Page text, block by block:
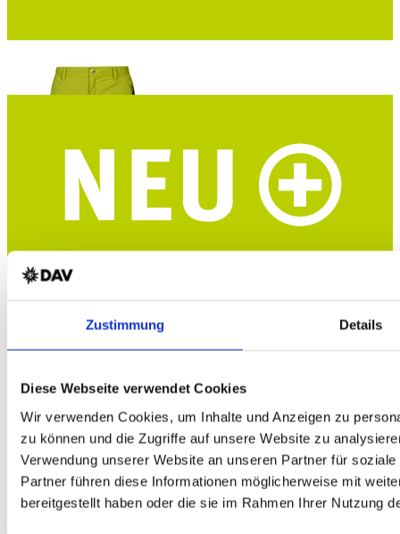
Zustimmung Details
Diese Webseite verwendet Cookies
Wir verwenden Cookies, um Inhalte und Anzeigen zu
zu können und die Zugriffe auf unsere Website zu
Verwendung unserer Website an unseren Partner für
Partner führen diese Informationen möglicherweise mit
bereitgestellt haben oder die sie im Rahmen Ihrer Nutzung
HALTI Pallas Cool Stretch Herren Trekkingshorts
HALTI Pallas Cool Stretch Zip-Off Damen Trekkinghose
Dry Quick cool Material - UPF 90+ - blaugrau - DAV-Edition